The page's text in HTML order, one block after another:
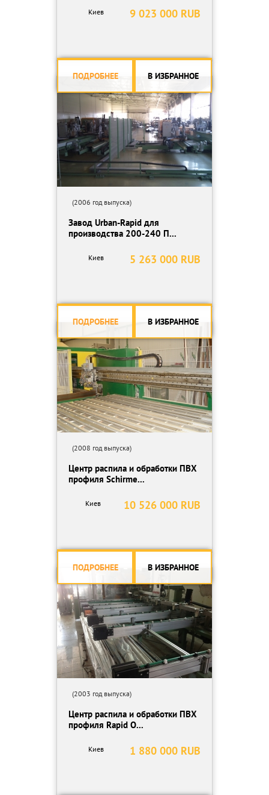
3) Бобинорезка (станок для резки джамбо рулонов) (модель HY-
Подробные технические Характеристики каждого блока
1)Покрывная машина (машина для нанесения клея) модель
Напряжение питающей электросети 380 В, 50 Гц, 3 фазы
Максимальная мощность 80 Квт
Тип Клея На водной Основе
Толщина клея 15-25 мкм
Рабочая скорость 80 м/мин
Максимальная ширина разматываемого рулона 650 мм
Диаметр перемотки
9 023 000 RUB
Киев
ПОДРОБНЕЕ В ИЗБРАННОЕ
(2006 год выпуска)
Завод Urban-Rapid для
производства 200-240 П...
5 263 000 RUB
Киев
ПОДРОБНЕЕ В ИЗБРАННОЕ
(2008 год выпуска)
Центр распила и обработки ПВХ
профиля Schirme...
10 526 000 RUB
Киев
ПОДРОБНЕЕ В ИЗБРАННОЕ
(2003 год выпуска)
Центр распила и обработки ПВХ
профиля Rapid O...
1 880 000 RUB
Киев